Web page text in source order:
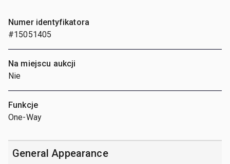
Numer identyfikatora
#15051405
Na miejscu aukcji
Nie
Funkcje
One-Way
General Appearance